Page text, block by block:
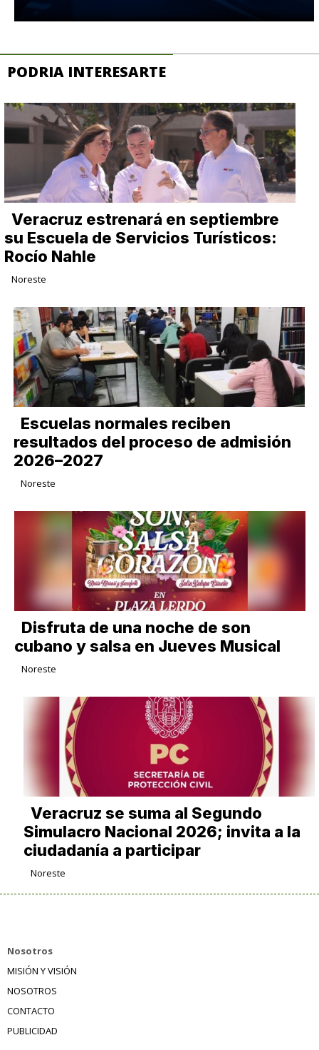
PODRIA INTERESARTE
Veracruz estrenará en septiembre
su Escuela de Servicios Turísticos:
Rocío Nahle
Noreste
Escuelas normales reciben
resultados del proceso de admisión
2026–2027
Noreste
Disfruta de una noche de son
cubano y salsa en Jueves Musical
Noreste
Veracruz se suma al Segundo
Simulacro Nacional 2026; invita a la
ciudadanía a participar
Noreste
Nosotros
MISIÓN Y VISIÓN
NOSOTROS
CONTACTO
PUBLICIDAD